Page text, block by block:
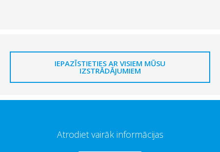
IEPAZĪSTIETIES AR VISIEM MŪSU
IZSTRĀDĀJUMIEM
Atrodiet vairāk informācijas